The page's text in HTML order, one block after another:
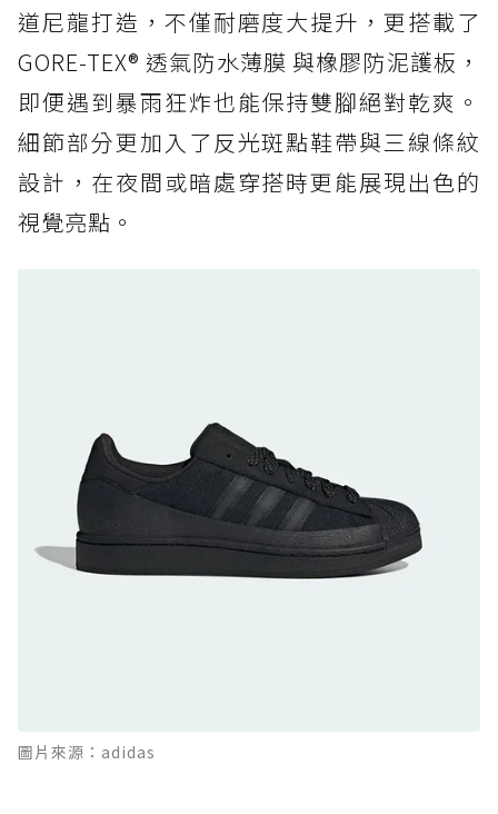
防水鞋推薦 6. HOKA Stinson Evo GTX：越野
復刻厚底，GORE-TEX 防水與增高神器一次滿
防水鞋推薦 7. Timberland Motion Access：
黃靴同級頂級防水，輕量化工裝健走鞋雨天必備
防水鞋推薦 7. Timberland Motion Access：
黃靴同級頂級防水，輕量化工裝健走鞋雨天必備
防水鞋推薦 10. PUMA Voyage NITRO™ 4
GORE-TEX：氮氣中底注入，回彈與防滑兼具的
全天候越野跑鞋
防水鞋推薦 11. On Cloudhorizon 2 WP：腳
感軟彈、搭載 Missiongrip™ 的防水輕越野鞋
Boot：馬汀首款雨靴登場，經典八孔加上全防
道尼龍打造，不僅耐磨度大提升，更搭載了
GORE-TEX® 透氣防水薄膜 與橡膠防泥護板，
即便遇到暴雨狂炸也能保持雙腳絕對乾爽。
細節部分更加入了反光斑點鞋帶與三線條紋
設計，在夜間或暗處穿搭時更能展現出色的
視覺亮點。
圖片來源：adidas